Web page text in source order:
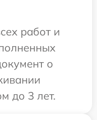
работ и
о
до 3 лет.